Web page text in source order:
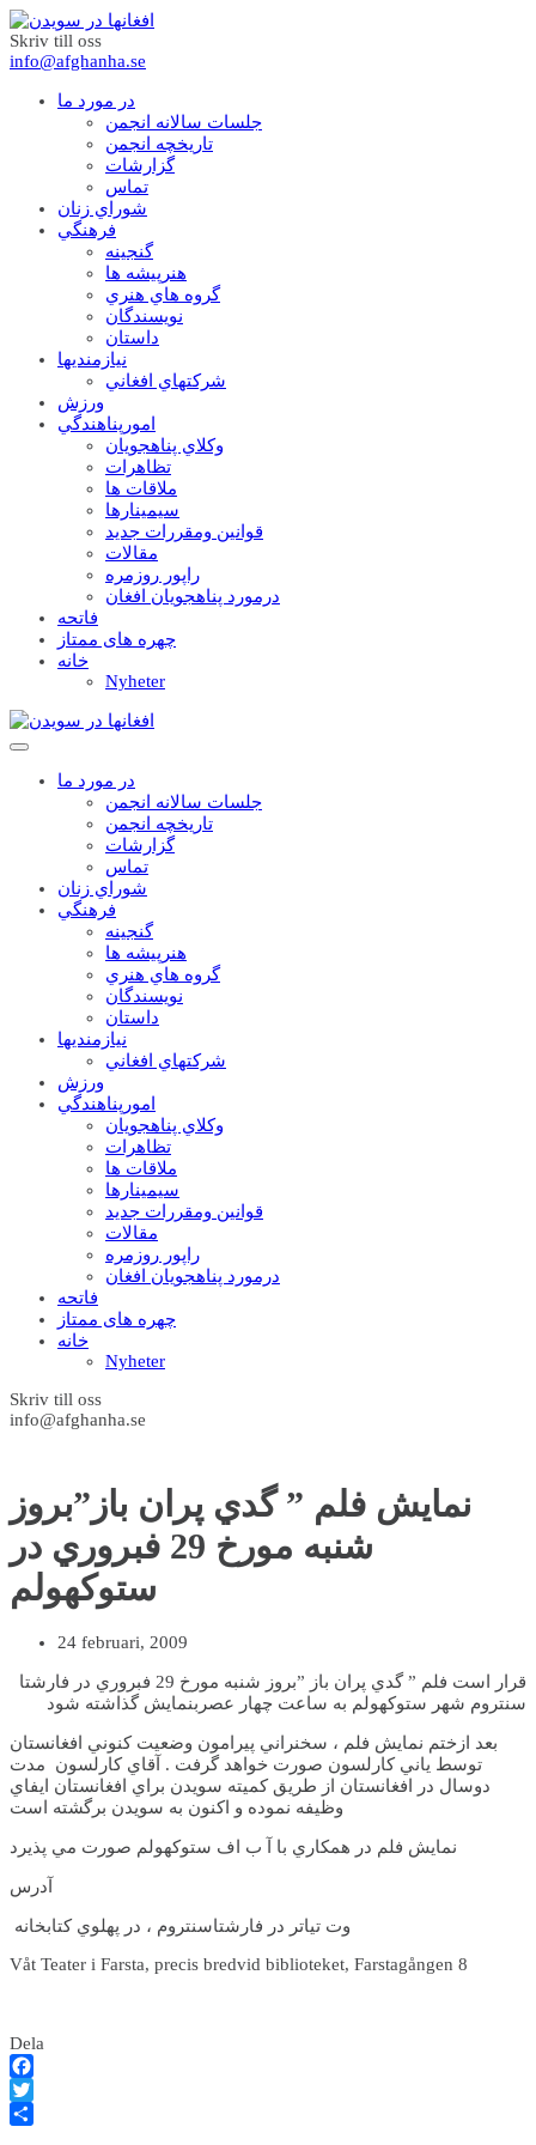
Skriv till oss
info@afghanha.se
در مورد ما
جلسات سالانه انجمن
تاریخچه انجمن
گزارشات
تماس
شوراي زنان
فرهنگي
گنجينه
هنرپيشه ها
گروه هاي هنري
نويسندگان
داستان
نيازمنديها
شرکتهاي افغاني
ورزش
امورپناهندگي
وکلاي پناهجويان
تظاهرات
ملاقات ها
سيمينارها
قوانين ومقررات جديد
مقالات
راپور روزمره
درمورد پناهجويان افغان
فاتحه
چهره های ممتاز
خانه
Nyheter
در مورد ما
جلسات سالانه انجمن
تاریخچه انجمن
گزارشات
تماس
شوراي زنان
فرهنگي
گنجينه
هنرپيشه ها
گروه هاي هنري
نويسندگان
داستان
نيازمنديها
شرکتهاي افغاني
ورزش
امورپناهندگي
وکلاي پناهجويان
تظاهرات
ملاقات ها
سيمينارها
قوانين ومقررات جديد
مقالات
راپور روزمره
درمورد پناهجويان افغان
فاتحه
چهره های ممتاز
خانه
Nyheter
Skriv till oss
info@afghanha.se
نمايش فلم ” گدي پران باز”بروز
شنبه مورخ 29 فبروري در
ستوکهولم
24 februari, 2009
قرار است فلم ” گدي پران باز ”بروز شنبه مورخ 29 فبروري در فارشتا
سنتروم شهر ستوکهولم به ساعت چهار عصربنمايش گذاشته شود
بعد ازختم نمايش فلم ، سخنراني پيرامون وضعيت کنوني افغانستان
توسط ياني کارلسون صورت خواهد گرفت . آقاي کارلسون مدت
دوسال در افغانستان از طريق کميته سويدن براي افغانستان ايفاي
وظيفه نموده و اکنون به سويدن برگشته است
نمايش فلم در همکاري با آ ب اف ستوکهولم صورت مي پذيرد
آدرس
وت تياتر در فارشتاسنتروم ، در پهلوي کتابخانه
Våt Teater i Farsta, precis bredvid biblioteket, Farstagången 8
Dela
Facebook
Twitter